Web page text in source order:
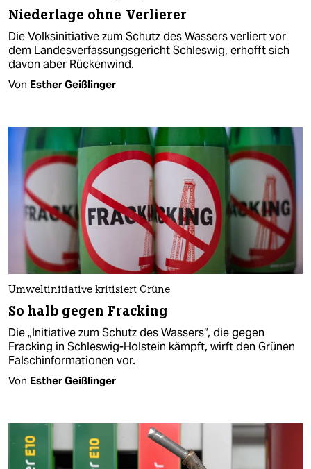
Niederlage ohne Verlierer
Die Volksinitiative zum Schutz des Wassers verliert vor
dem Landesverfassungsgericht Schleswig, erhofft sich
davon aber Rückenwind.
Von Esther Geißlinger
Umweltinitiative kritisiert Grüne
So halb gegen Fracking
Die „Initiative zum Schutz des Wassers“, die gegen
Fracking in Schleswig-Holstein kämpft, wirft den Grünen
Falschinformationen vor.
Von Esther Geißlinger